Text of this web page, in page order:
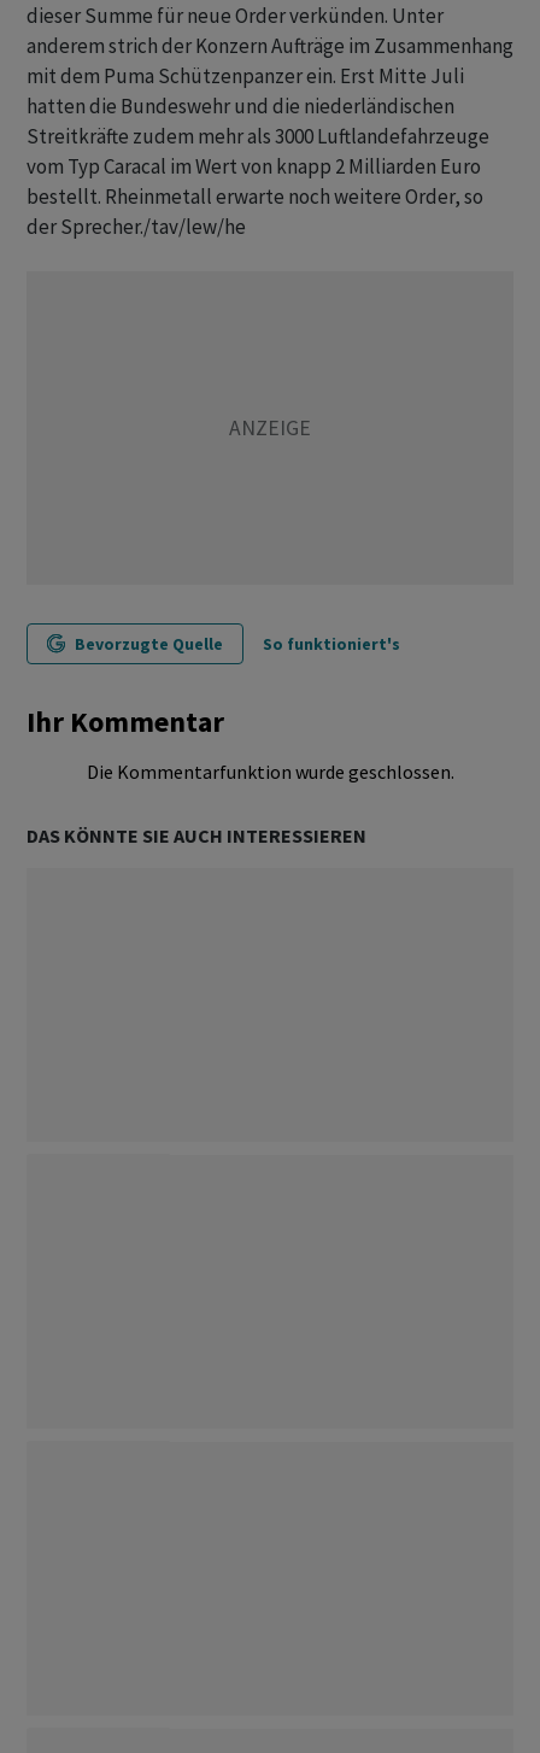
dieser Summe für neue Order verkünden. Unter
anderem strich der Konzern Aufträge im Zusammenhang
mit dem Puma Schützenpanzer ein. Erst Mitte Juli
hatten die Bundeswehr und die niederländischen
Streitkräfte zudem mehr als 3000 Luftlandefahrzeuge
vom Typ Caracal im Wert von knapp 2 Milliarden Euro
bestellt. Rheinmetall erwarte noch weitere Order, so
der Sprecher./tav/lew/he
Bevorzugte Quelle So funktioniert's
Ihr Kommentar
Die Kommentarfunktion wurde geschlossen.
DAS KÖNNTE SIE AUCH INTERESSIEREN